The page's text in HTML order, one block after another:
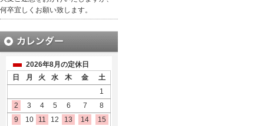
何卒宜しくお願い致します。
2026年8月の定休日
日
月 火 水 木 金
土
1
2
3 4 5 6 7
8
9
10 11 12 13 14
15